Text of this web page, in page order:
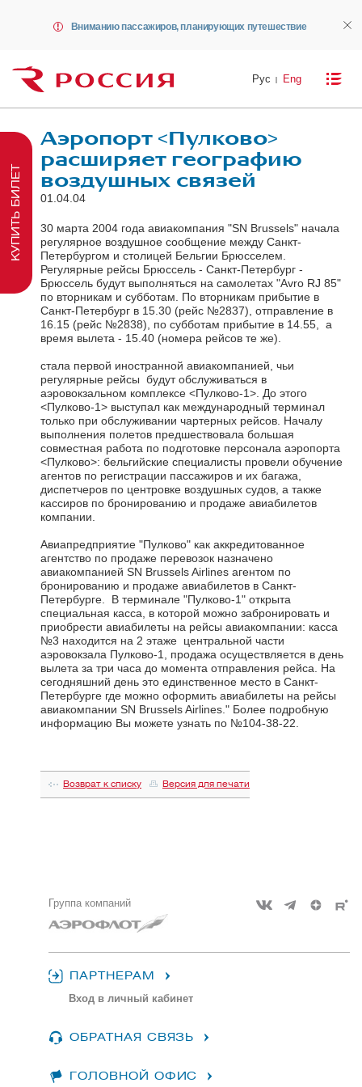
Вниманию пассажиров, планирующих путешествие
Рус Eng
Аэропорт <Пулково>
расширяет географию
воздушных связей
01.04.04
30 марта 2004 года авиакомпания "SN Brussels" начала
регулярное воздушное сообщение между Санкт-
Петербургом и столицей Бельгии Брюсселем.
Регулярные рейсы Брюссель - Санкт-Петербург -
Брюссель будут выполняться на самолетах "Avro RJ 85"
по вторникам и субботам. По вторникам прибытие в
Санкт-Петербург в 15.30 (рейс №2837), отправление в
16.15 (рейс №2838), по субботам прибытие в 14.55, а
время вылета - 15.40 (номера рейсов те же).
стала первой иностранной авиакомпанией, чьи
регулярные рейсы будут обслуживаться в
аэровокзальном комплексе <Пулково-1>. До этого
<Пулково-1> выступал как международный терминал
только при обслуживании чартерных рейсов. Началу
выполнения полетов предшествовала большая
совместная работа по подготовке персонала аэропорта
<Пулково>: бельгийские специалисты провели обучение
агентов по регистрации пассажиров и их багажа,
диспетчеров по центровке воздушных судов, а также
кассиров по бронированию и продаже авиабилетов
компании.
Авиапредприятие "Пулково" как аккредитованное
агентство по продаже перевозок назначено
авиакомпанией SN Brussels Airlines агентом по
бронированию и продаже авиабилетов в Санкт-
Петербурге. В терминале "Пулково-1" открыта
специальная касса, в которой можно забронировать и
приобрести авиабилеты на рейсы авиакомпании: касса
№3 находится на 2 этаже центральной части
аэровокзала Пулково-1, продажа осуществляется в день
вылета за три часа до момента отправления рейса. На
сегодняшний день это единственное место в Санкт-
Петербурге где можно оформить авиабилеты на рейсы
авиакомпании SN Brussels Airlines." Более подробную
информацию Вы можете узнать по №104-38-22.
Возврат к списку Версия для печати
Группа компаний
ПАРТНЕРАМ
Вход в личный кабинет
ОБРАТНАЯ СВЯЗЬ
ГОЛОВНОЙ ОФИС
КУПИТЬ БИЛЕТ